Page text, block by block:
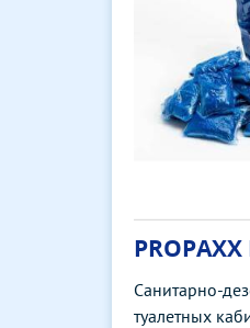
PROPAXX
Санитарно-
туалетных